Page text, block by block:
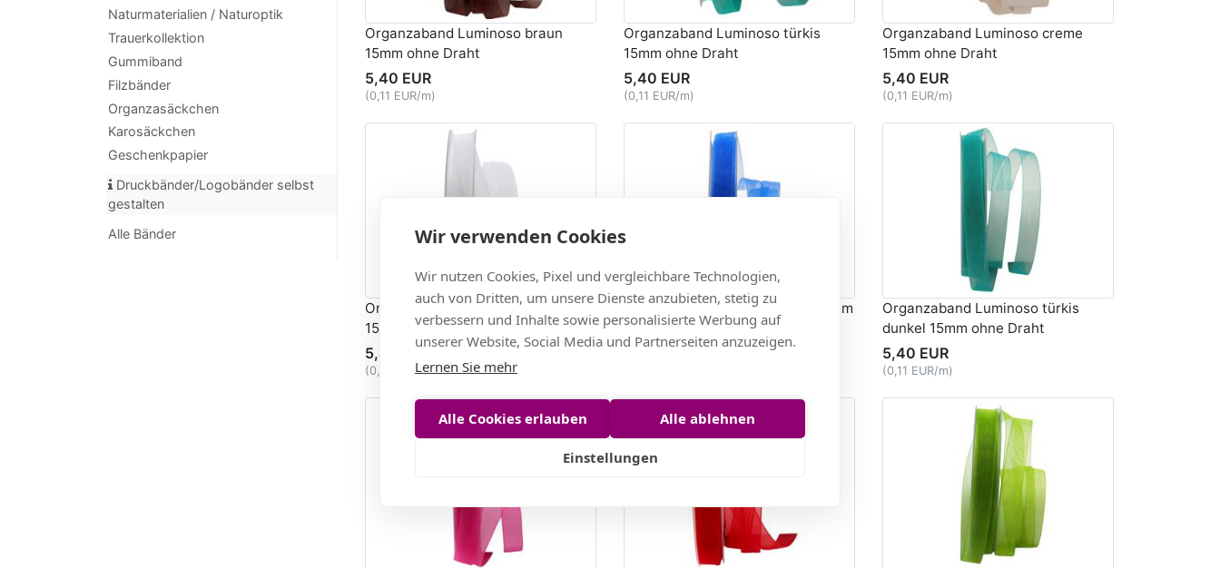
Naturmaterialien / Naturoptik
Trauerkollektion
Gummiband
Filzbänder
Organzasäckchen
Karosäckchen
Geschenkpapier
Druckbänder/Logobänder selbst
gestalten
Alle Bänder
Organzaband Luminoso braun
15mm ohne Draht
5,40 EUR
(0,11 EUR/m)
Organzaband Luminoso türkis
15mm ohne Draht
5,40 EUR
(0,11 EUR/m)
Organzaband Luminoso creme
15mm ohne Draht
5,40 EUR
(0,11 EUR/m)
Organzaband Luminoso weiß
15mm ohne Draht
5,40 EUR
(0,11 EUR/m)
Organzaband Luminoso blau 15mm
ohne Draht
Organzaband Luminoso türkis
dunkel 15mm ohne Draht
5,40 EUR
(0,11 EUR/m)
Wir verwenden Cookies
Wir nutzen Cookies, Pixel und vergleichbare Technologien,
auch von Dritten, um unsere Dienste anzubieten, stetig zu
verbessern und Inhalte sowie personalisierte Werbung auf
unserer Website, Social Media und Partnerseiten anzuzeigen.
Lernen Sie mehr
Alle Cookies erlauben Alle ablehnen
Einstellungen